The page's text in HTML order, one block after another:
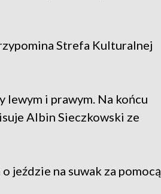
Strefa Kulturalnej
lewym i prawym. Na końcu
Albin Sieczkowski ze
jeździe na suwak za pomocą